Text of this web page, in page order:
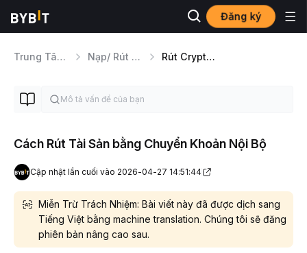
Đăng ký
Trung Tâm Trợ Giúp Nạp/ Rút Crypto Rút Crypto qua Chuyển Khoản Nội Bộ
Cách Rút Tài Sản bằng Chuyển Khoản Nội Bộ
Cập nhật lần cuối vào 2026-04-27 14:51:44
Miễn Trừ Trách Nhiệm: Bài viết này đã được dịch sang
Tiếng Việt bằng machine translation. Chúng tôi sẽ đăng
phiên bản nâng cao sau.